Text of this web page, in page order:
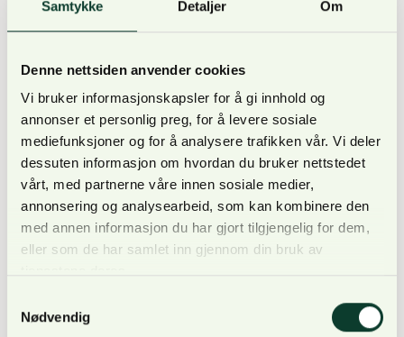
Samtykke Detaljer Om
Denne nettsiden anvender cookies
Vi bruker informasjonskapsler for å gi innhold og
annonser et personlig preg, for å levere sosiale
mediefunksjoner og for å analysere trafikken vår. Vi deler
dessuten informasjon om hvordan du bruker nettstedet
vårt, med partnerne våre innen sosiale medier,
annonsering og analysearbeid, som kan kombinere den
med annen informasjon du har gjort tilgjengelig for dem,
eller som de har samlet inn gjennom din bruk av
Nødvendig
standarden, men er tilpasset norske forhold. FSC
standarden som er den dominerende
«sertifiseringsordningen» for norsk skogbruk.
FSCs skogstandard er sterkt knyttet til FSCs
sporbarhetssertifisering, som er nødvendig for å
kunne videreselge tømmeret som FSC-sertifisert.
FSC-standarden vil fra 15. april 2023 til 15. april
2024 fases ut og erstattes med den nye nasjonale